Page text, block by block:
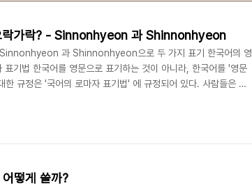
락가락? - Sinnonhyeon 과 Shinnonhyeon
Sinnonhyeon 과 Shinnonhyeon으로 두 가지 표기 한국어의 영
기법 한국어를 영문으로 표기하는 것이 아니라, 한국어를 '영문
한 규정은 '국어의 로마자 표기법' 에 규정되어 있다. 사람들은 자
호 등)을 쓰는 것을 다시 그 이전의 표기법으로 되돌린 것이다. 근
없어야 한다...
떻게 쓸까?